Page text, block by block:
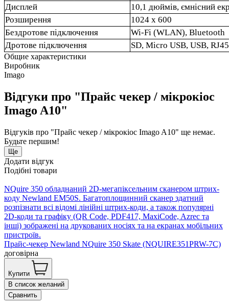
Дисплей
10,1 дюймів, ємнісний
Розширення
1024 х 600
Бездротове підключення
Wi-Fi (WLAN), Bluetooth
Дротове підключення
SD, Micro USB, USB,
Общие характеристики
Виробник
Imago
Відгуки про "Прайс чекер / мікрокіос
Imago A10"
Відгуків про "Прайс чекер / мікрокіос Imago A10" ще немає.
Будьте першим!
Ще
Додати відгук
Подібні товари
NQuire 350 обладнаний 2D-мегапіксельним сканером штрих-
коду Newland EM50S. Багатоплощинний сканер здатний
розпізнати всі відомі лінійні штрих-коди, а також популярні
2D-коди та графіку (QR Code, PDF417, MaxiCode, Azrec та
інші) зображені на друкованих носіях та на екранах мобільних
пристроїв.
Прайс-чекер Newland NQuire 350 Skate (NQUIRE351PRW-7C)
договірна
Купити
В список желаний
Сравнить